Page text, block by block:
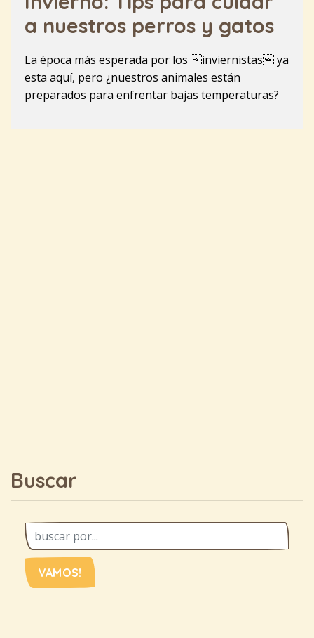
a nuestros perros y gatos
La época más esperada por los inviernistas ya
esta aquí, pero ¿nuestros animales están
preparados para enfrentar bajas temperaturas?
Buscar
VAMOS!